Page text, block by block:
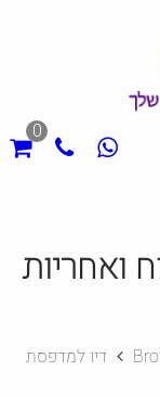
0
ואחריות
דיו למדפסת